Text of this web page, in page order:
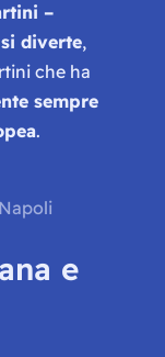
–
diverte,
che ha
sempre
.
e